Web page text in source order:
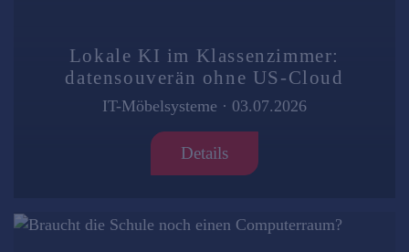
Lokale KI im Klassenzimmer:
datensouverän ohne US-Cloud
IT-Möbelsysteme · 03.07.2026
Details